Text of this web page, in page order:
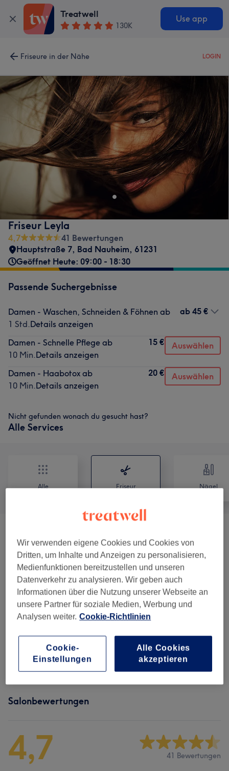
Treatwell
130K
Use app
Friseure in der Nähe LOGIN
Friseur Leyla
4,7
41 Bewertungen
Hauptstraße 7, Bad Nauheim, 61231
Geöffnet Heute: 09:00 - 18:30
Passende Suchergebnisse
Damen - Waschen, Schneiden & Föhnen ab
1 Std.Details anzeigen
ab 45 €
Damen - Schnelle Pflege ab
10 Min.Details anzeigen
15 € Auswählen
Damen - Haabotox ab
10 Min.Details anzeigen
20 € Auswählen
Nicht gefunden wonach du gesucht hast?
Alle Services
Alle Friseur Nägel
Damen - Haarschnitte & Stylings (13 ) ab 29 €
Haarkuren & Pflege (5) ab 15 €
Kinder - Haarschnitte & Stylings (2) ab 19 €
Herren - Haarschnitte & Stylings (4) ab 15 €
Haarverlängerung (2) 220 €
Salonbewertungen
4,7 41 Bewertungen
Wir verwenden eigene Cookies und Cookies von
Dritten, um Inhalte und Anzeigen zu personalisieren,
Medienfunktionen bereitzustellen und unseren
Datenverkehr zu analysieren. Wir geben auch
Informationen über die Nutzung unserer Webseite an
unsere Partner für soziale Medien, Werbung und
Analysen weiter. Cookie-Richtlinien
Cookie-
Einstellungen
Alle Cookies
akzeptieren